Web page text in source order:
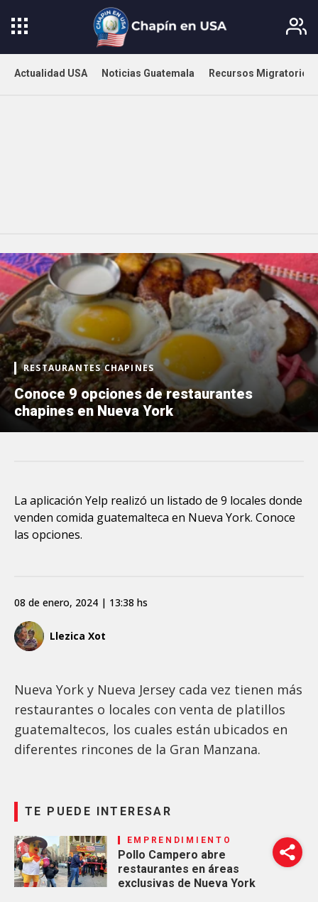
Actualidad USA Noticias Guatemala Recursos Migratorios
RESTAURANTES CHAPINES
Conoce 9 opciones de restaurantes
chapines en Nueva York
La aplicación Yelp realizó un listado de 9 locales donde
venden comida guatemalteca en Nueva York. Conoce
las opciones.
Llezica Xot
08 de enero, 2024 | 13:38 hs
Nueva York y Nueva Jersey cada vez tienen más
restaurantes o locales con venta de platillos
guatemaltecos, los cuales están ubicados en
diferentes rincones de la Gran Manzana.
TE PUEDE INTERESAR
EMPRENDIMIENTO
Pollo Campero abre
restaurantes en áreas
exclusivas de Nueva York